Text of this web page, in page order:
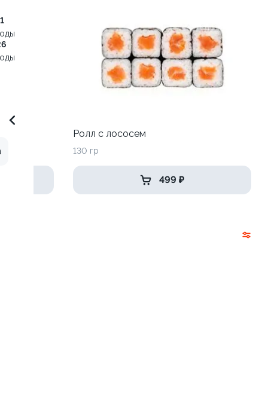
Ролл с лососем
130 гр
499 ₽